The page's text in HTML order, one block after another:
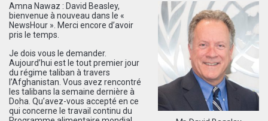
Amna Nawaz : David Beasley,
bienvenue à nouveau dans le «
NewsHour ». Merci encore d’avoir
pris le temps.
Je dois vous le demander.
Aujourd’hui est le tout premier jour
du régime taliban à travers
l’Afghanistan. Vous avez rencontré
les talibans la semaine dernière à
Doha. Qu’avez-vous accepté en ce
qui concerne le travail continu du